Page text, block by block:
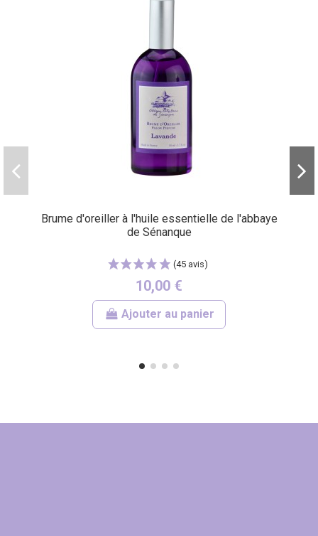
Brume d'oreiller à l'huile essentielle de l'abbaye
de Sénanque
10,00 €
Ajouter au panier